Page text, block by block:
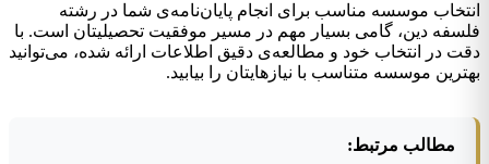
انتخاب موسسه مناسب برای انجام پایان‌نامه‌ی شما در رشته
فلسفه دین، گامی بسیار مهم در مسیر موفقیت تحصیلیتان است. با
دقت در انتخاب خود و مطالعه‌ی دقیق اطلاعات ارائه شده، می‌توانید
بهترین موسسه متناسب با نیازهایتان را بیابید.
مطالب مرتبط: